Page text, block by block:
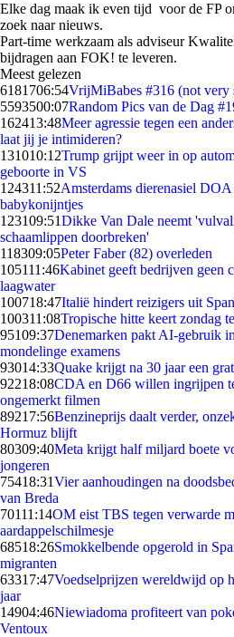
Elke dag maak ik even tijd voor de FP
zoek naar nieuws.
Part-time werkzaam als adviseur
bijdragen aan FOK! te leveren.
Meest gelezen
6181706:54VrijMiBabes #316 (not very
5593500:07Random Pics van de Dag
162413:48Meer agressie tegen een
laat jij je intimideren?
131010:12Trump grijpt weer in op
geboorte in VS
124311:52Amsterdams dierenasiel
babykonijntjes
123109:51Dikke Van Dale neemt
schaamlippen doorbreken'
118309:05Peter Faber (82) overleden
105111:46Kabinet geeft bedrijven geen
laagwater
100718:47Italië hindert reizigers uit
100311:08Tropische hitte keert zondag
95109:37Denemarken pakt AI-gebruik
mondelinge examens
93014:33Quake krijgt na 30 jaar een
92218:08CDA en D66 willen ingrijpen
ongemerkt filmen
89217:56Benzineprijs daalt verder,
Hormuz blijft
80309:40Meta krijgt half miljard boete
jongeren
75418:31Vier aanhoudingen na
van Breda
70111:14OM eist TBS tegen verwarde
aardappelschilmesje
68518:26Smokkelbende opgerold in
migranten
63317:47Voedselprijzen wereldwijd op
jaar
14904:46Niewiadoma profiteert van
Ventoux